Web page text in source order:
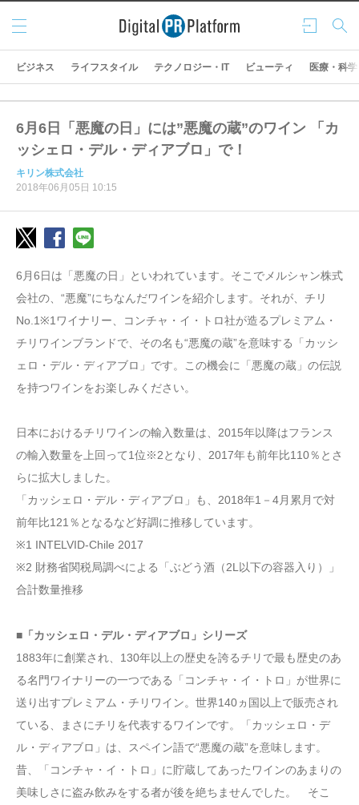
ログ
イン
検索
メニ
ュー
ビジネス ライフスタイル テクノロジー・IT ビューティ 医療・科学
6月6日「悪魔の日」には”悪魔の蔵”のワイン 「カ
ッシェロ・デル・ディアブロ」で！
キリン株式会社
2018年06月05日 10:15
6月6日は「悪魔の日」といわれています。そこでメルシャン株式
会社の、“悪魔”にちなんだワインを紹介します。それが、チリ
No.1※1ワイナリー、コンチャ・イ・トロ社が造るプレミアム・
チリワインブランドで、その名も“悪魔の蔵”を意味する「カッシ
ェロ・デル・ディアブロ」です。この機会に「悪魔の蔵」の伝説
を持つワインをお楽しみください。
日本におけるチリワインの輸入数量は、2015年以降はフランス
の輸入数量を上回って1位※2となり、2017年も前年比110％とさ
らに拡大しました。
「カッシェロ・デル・ディアブロ」も、2018年1－4月累月で対
前年比121％となるなど好調に推移しています。
※1 INTELVID-Chile 2017
※2 財務省関税局調べによる「ぶどう酒（2L以下の容器入り）」
合計数量推移
■「カッシェロ・デル・ディアブロ」 シリーズ
1883年に創業され、130年以上の歴史を誇るチリで最も歴史のあ
る名門ワイナリーの一つである「コンチャ・イ・トロ」が世界に
送り出すプレミアム・チリワイン。世界140ヵ国以上で販売され
ている、まさにチリを代表するワインです。「カッシェロ・デ
ル・ディアブロ」は、スペイン語で“悪魔の蔵”を意味します。
昔、「コンチャ・イ・トロ」に貯蔵してあったワインのあまりの
美味しさに盗み飲みをする者が後を絶ちませんでした。 そこ